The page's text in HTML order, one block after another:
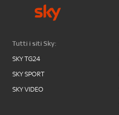
Tutti i siti Sky:
SKY TG24
SKY SPORT
SKY VIDEO